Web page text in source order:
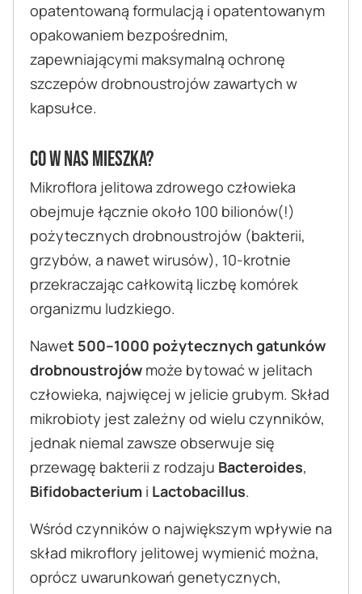
opatentowaną formulacją i opatentowanym
opakowaniem bezpośrednim,
zapewniającymi maksymalną ochronę
szczepów drobnoustrojów zawartych w
kapsułce.
Co w nas mieszka?
Mikroflora jelitowa zdrowego człowieka
obejmuje łącznie około 100 bilionów(!)
pożytecznych drobnoustrojów (bakterii,
grzybów, a nawet wirusów), 10-krotnie
przekraczając całkowitą liczbę komórek
organizmu ludzkiego.
Nawet 500–1000 pożytecznych gatunków
drobnoustrojów może bytować w jelitach
człowieka, najwięcej w jelicie grubym. Skład
mikrobioty jest zależny od wielu czynników,
jednak niemal zawsze obserwuje się
przewagę bakterii z rodzaju Bacteroides,
Bifidobacterium i Lactobacillus.
Wśród czynników o największym wpływie na
skład mikroflory jelitowej wymienić można,
oprócz uwarunkowań genetycznych,